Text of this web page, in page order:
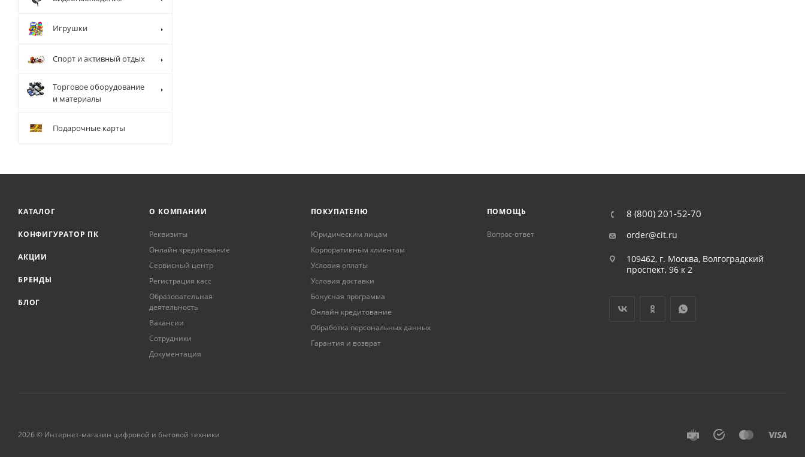
Игрушки
Спорт и активный отдых
Торговое оборудование
и материалы
Подарочные карты
КАТАЛОГ
КОНФИГУРАТОР ПК
АКЦИИ
БРЕНДЫ
БЛОГ
О КОМПАНИИ
Реквизиты
Онлайн кредитование
Сервисный центр
Регистрация касс
Образовательная
деятельность
Вакансии
Сотрудники
Документация
ПОКУПАТЕЛЮ
Юридическим лицам
Корпоративным клиентам
Условия оплаты
Условия доставки
Бонусная программа
Онлайн кредитование
Обработка персональных данных
Гарантия и возврат
ПОМОЩЬ
Вопрос-ответ
8 (800) 201-52-70
order@cit.ru
109462, г. Москва, Волгоградский
проспект, 96 к 2
2026 © Интернет-магазин цифровой и бытовой техники